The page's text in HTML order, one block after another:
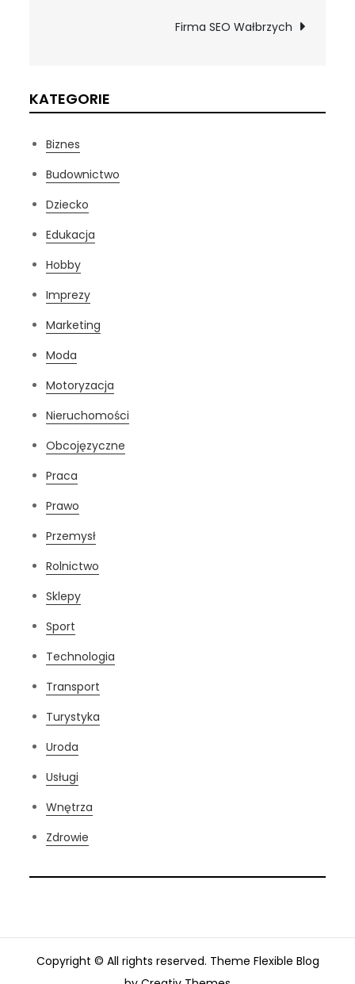
Firma SEO Wałbrzych
KATEGORIE
Biznes
Budownictwo
Dziecko
Edukacja
Hobby
Imprezy
Marketing
Moda
Motoryzacja
Nieruchomości
Obcojęzyczne
Praca
Prawo
Przemysł
Rolnictwo
Sklepy
Sport
Technologia
Transport
Turystyka
Uroda
Usługi
Wnętrza
Zdrowie
Copyright © All rights reserved. Theme Flexible Blog